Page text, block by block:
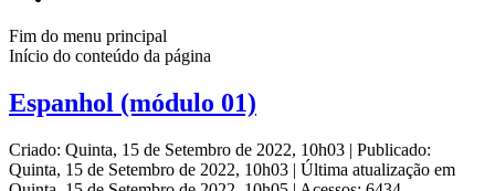
Fim do menu principal
Início do conteúdo da página
Espanhol (módulo 01)
Criado: Quinta, 15 de Setembro de 2022, 10h03 | Publicado:
Quinta, 15 de Setembro de 2022, 10h03 | Última atualização em